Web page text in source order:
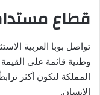
قطاع
تواصل بوبا العربية
وطنية قائمة على
المملكة لتكون أكثر
الإنسان.